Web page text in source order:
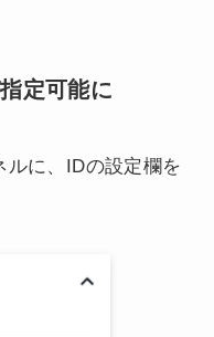
定可能に
ルに、IDの設定欄を